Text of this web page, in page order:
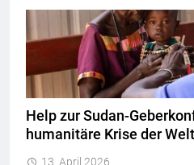
Help zur Sudan-
humanitäre Krise der
13. April 2026